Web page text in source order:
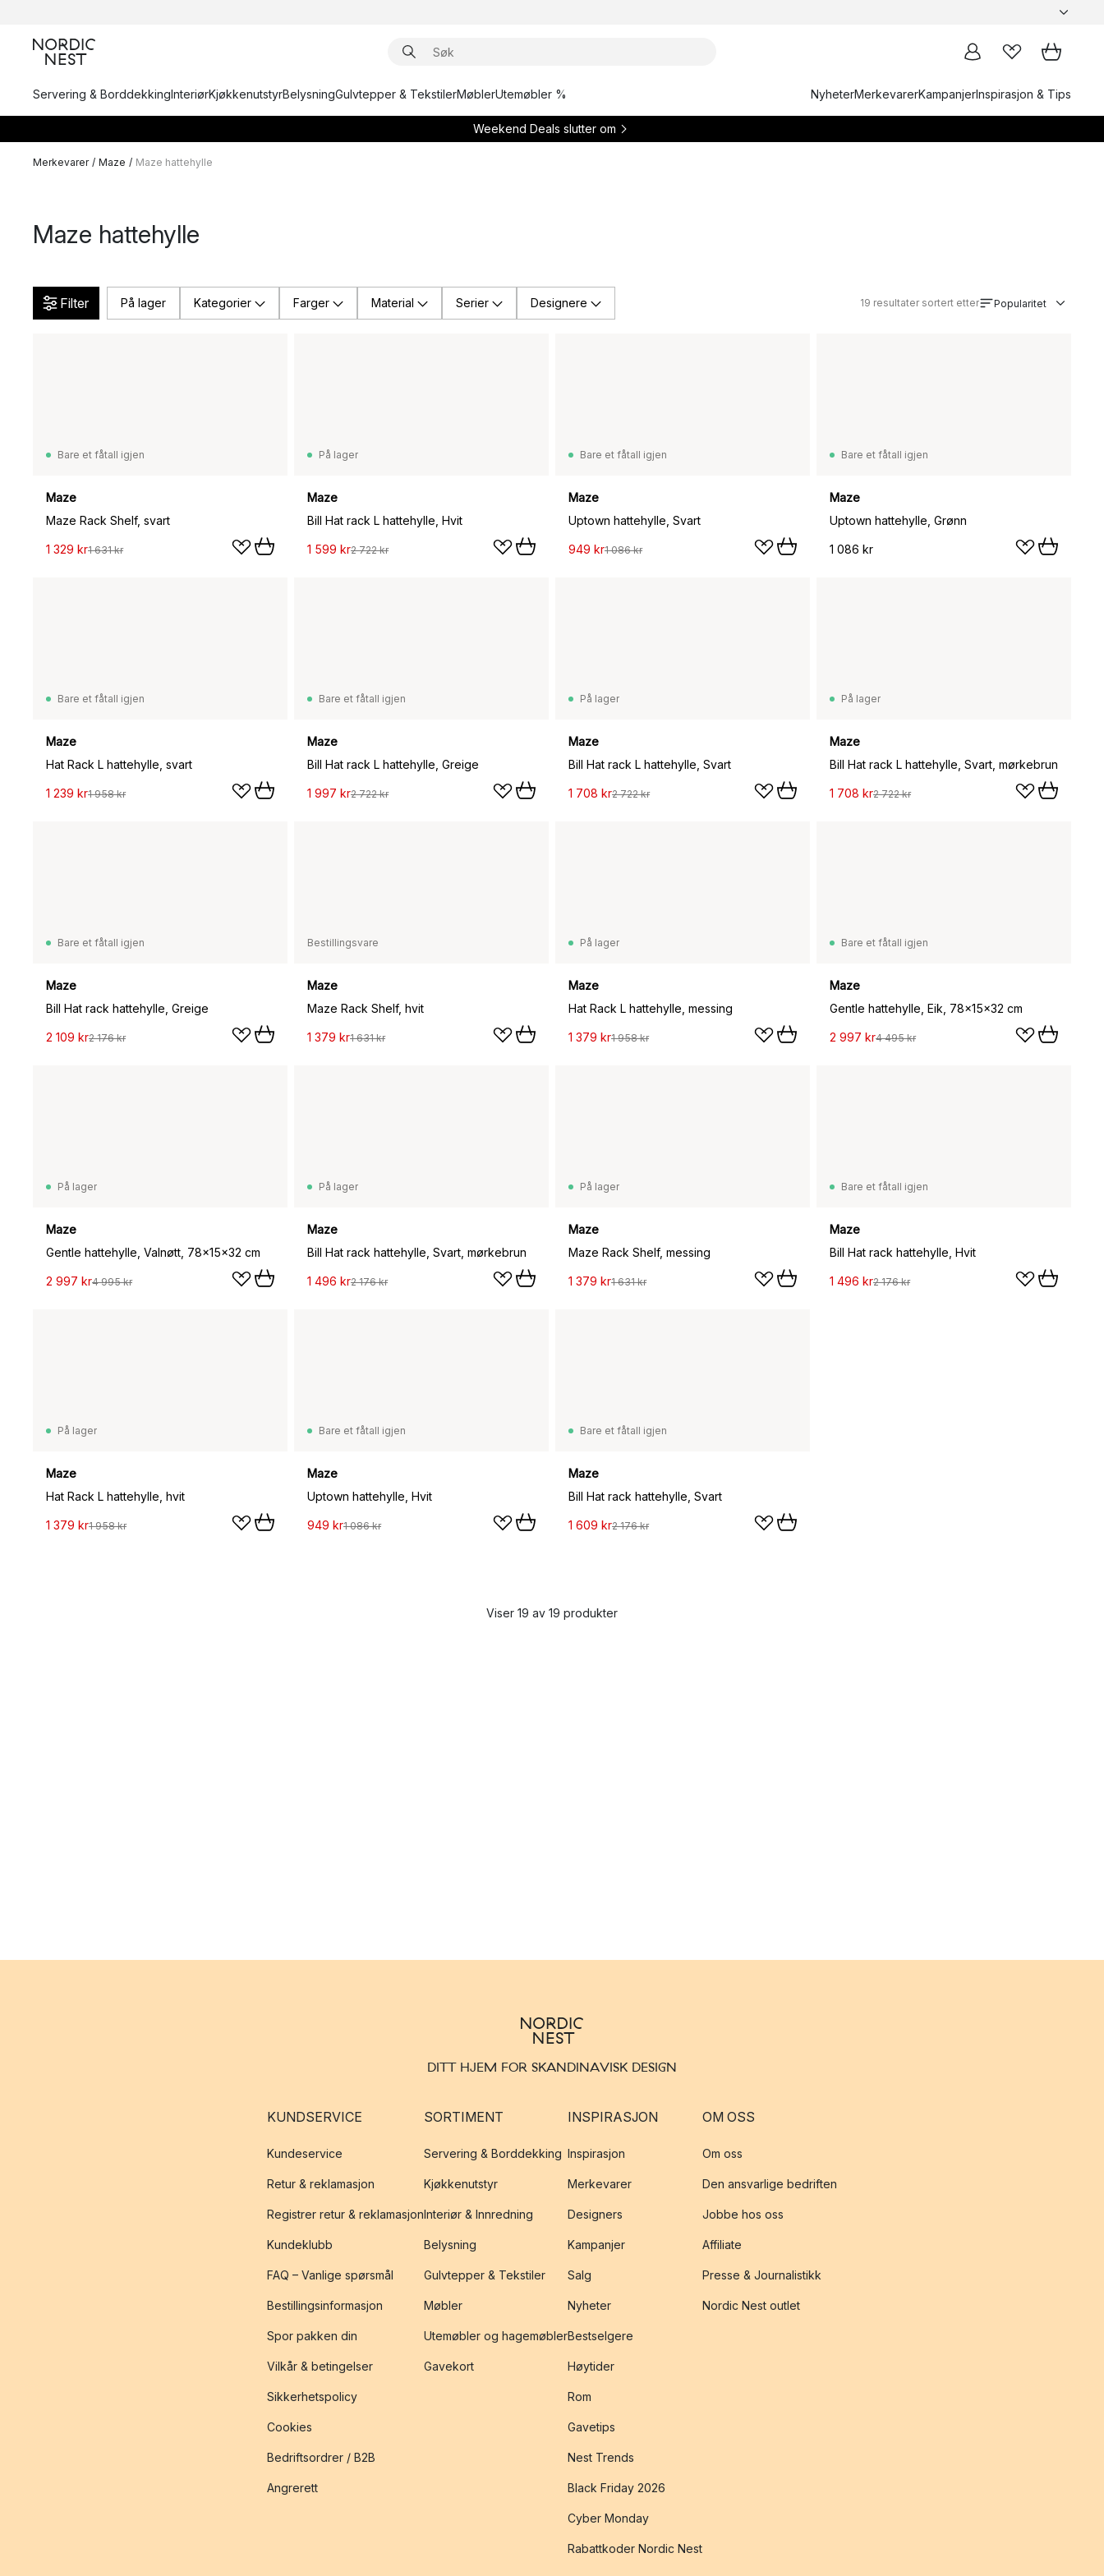
Servering & BorddekkingInteriørKjøkkenutstyrBelysningGulvtepper & TekstilerMøblerUtemøbler % NyheterMerkevarerKampanjerInspirasjon & Tips
Weekend Deals slutter om
Merkevarer / Maze / Maze hattehylle
Maze hattehylle
Filter På lager Kategorier Farger Material Serier Designere 19 resultater sortert etter Popularitet
Bare et fåtall igjen
Maze
Maze Rack Shelf, svart
1 329 kr1 631 kr
På lager
Maze
Bill Hat rack L hattehylle, Hvit
1 599 kr2 722 kr
Bare et fåtall igjen
Maze
Uptown hattehylle, Svart
949 kr1 086 kr
Bare et fåtall igjen
Maze
Uptown hattehylle, Grønn
1 086 kr
Bare et fåtall igjen
Maze
Hat Rack L hattehylle, svart
1 239 kr1 958 kr
Bare et fåtall igjen
Maze
Bill Hat rack L hattehylle, Greige
1 997 kr2 722 kr
På lager
Maze
Bill Hat rack L hattehylle, Svart
1 708 kr2 722 kr
På lager
Maze
Bill Hat rack L hattehylle, Svart, mørkebrun
1 708 kr2 722 kr
Bare et fåtall igjen
Maze
Bill Hat rack hattehylle, Greige
2 109 kr2 176 kr
Bestillingsvare
Maze
Maze Rack Shelf, hvit
1 379 kr1 631 kr
På lager
Maze
Hat Rack L hattehylle, messing
1 379 kr1 958 kr
Bare et fåtall igjen
Maze
Gentle hattehylle, Eik, 78x15x32 cm
2 997 kr4 495 kr
På lager
Maze
Gentle hattehylle, Valnøtt, 78x15x32 cm
2 997 kr4 995 kr
På lager
Maze
Bill Hat rack hattehylle, Svart, mørkebrun
1 496 kr2 176 kr
På lager
Maze
Maze Rack Shelf, messing
1 379 kr1 631 kr
Bare et fåtall igjen
Maze
Bill Hat rack hattehylle, Hvit
1 496 kr2 176 kr
På lager
Maze
Hat Rack L hattehylle, hvit
1 379 kr1 958 kr
Bare et fåtall igjen
Maze
Uptown hattehylle, Hvit
949 kr1 086 kr
Bare et fåtall igjen
Maze
Bill Hat rack hattehylle, Svart
1 609 kr2 176 kr
Viser 19 av 19 produkter
DITT HJEM FOR SKANDINAVISK DESIGN
KUNDSERVICE
Kundeservice
Retur & reklamasjon
Registrer retur & reklamasjon
Kundeklubb
FAQ – Vanlige spørsmål
Bestillingsinformasjon
Spor pakken din
Vilkår & betingelser
Sikkerhetspolicy
Cookies
Bedriftsordrer / B2B
Angrerett
SORTIMENT
Servering & Borddekking
Kjøkkenutstyr
Interiør & Innredning
Belysning
Gulvtepper & Tekstiler
Møbler
Utemøbler og hagemøbler
Gavekort
INSPIRASJON
Inspirasjon
Merkevarer
Designers
Kampanjer
Salg
Nyheter
Bestselgere
Høytider
Rom
Gavetips
Nest Trends
Black Friday 2026
Cyber Monday
Rabattkoder Nordic Nest
OM OSS
Om oss
Den ansvarlige bedriften
Jobbe hos oss
Affiliate
Presse & Journalistikk
Nordic Nest outlet